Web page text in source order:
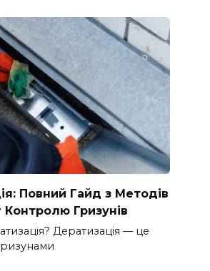
Повний Гайд з Методів
Контролю Гризунів
Дератизація — це